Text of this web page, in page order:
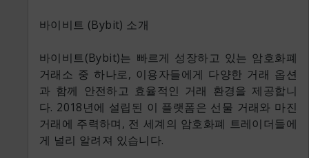
바이비트 (Bybit) 소개
바이비트(Bybit)는 빠르게 성장하고 있는 암호화폐
거래소 중 하나로, 이용자들에게 다양한 거래 옵션
과 함께 안전하고 효율적인 거래 환경을 제공합니
다. 2018년에 설립된 이 플랫폼은 선물 거래와 마진
거래에 주력하며, 전 세계의 암호화폐 트레이더들에
게 널리 알려져 있습니다.